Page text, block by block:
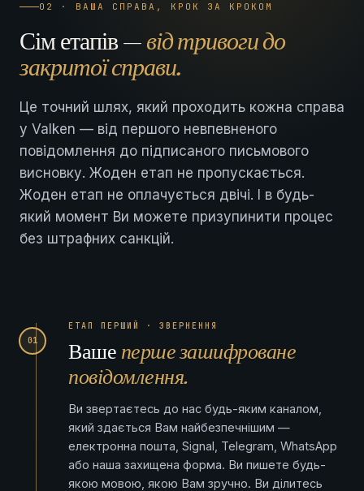
02 · ВАША СПРАВА, КРОК ЗА КРОКОМ
Сім етапів —від тривоги до
закритої справи.
Це точний шлях, який проходить кожна справа
у Valken — від першого невпевненого
повідомлення до підписаного письмового
висновку. Жоден етап не пропускається.
Жоден етап не оплачується двічі. І в будь-
який момент Ви можете призупинити процес
без штрафних санкцій.
01
ЕТАП ПЕРШИЙ · ЗВЕРНЕННЯ
Ваше перше зашифроване
повідомлення.
Ви звертаєтесь до нас будь-яким каналом,
який здається Вам найбезпечнішим —
електронна пошта, Signal, Telegram, WhatsApp
або наша захищена форма. Ви пишете будь-
якою мовою, якою Вам зручно. Ви ділитесь